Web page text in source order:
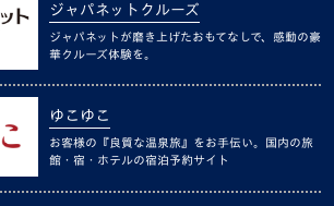
ジャパネットクルーズ
ジャパネットが磨き上げたおもてなしで、感動の豪
華クルーズ体験を。
ゆこゆこ
お客様の『良質な温泉旅』をお手伝い。国内の旅
館・宿・ホテルの宿泊予約サイト